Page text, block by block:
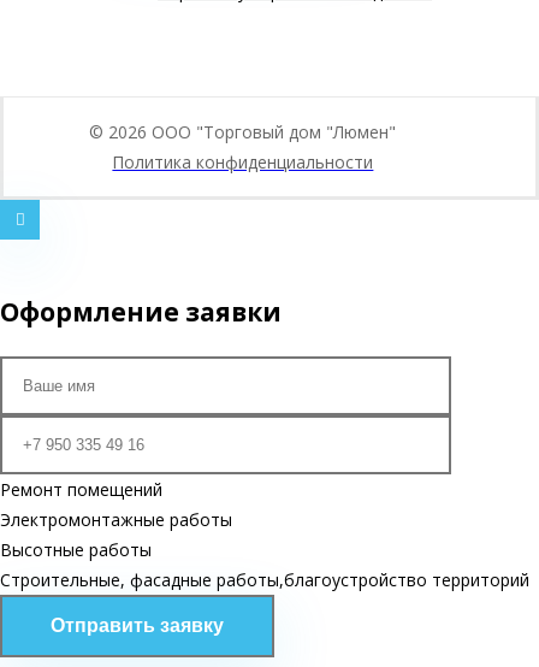
© 2026 ООО "Торговый дом "Люмен"
Политика конфиденциальности
Оформление заявки
Ремонт помещений
Электромонтажные работы
Высотные работы
Строительные, фасадные работы,благоустройство территорий